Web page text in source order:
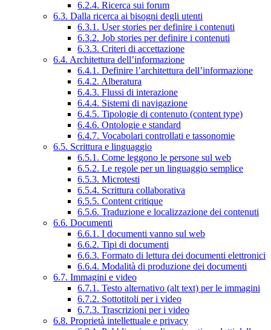
6.2.4. Ricerca sui forum
6.3. Dalla ricerca ai bisogni degli utenti
6.3.1. User stories per definire i contenuti
6.3.2. Job stories per definire i contenuti
6.3.3. Criteri di accettazione
6.4. Architettura dell’informazione
6.4.1. Definire l’architettura dell’informazione
6.4.2. Alberatura
6.4.3. Flussi di interazione
6.4.4. Sistemi di navigazione
6.4.5. Tipologie di contenuto (content type)
6.4.6. Ontologie e standard
6.4.7. Vocabolari controllati e tassonomie
6.5. Scrittura e linguaggio
6.5.1. Come leggono le persone sul web
6.5.2. Le regole per un linguaggio semplice
6.5.3. Microtesti
6.5.4. Scrittura collaborativa
6.5.5. Content critique
6.5.6. Traduzione e localizzazione dei contenuti
6.6. Documenti
6.6.1. I documenti vanno sul web
6.6.2. Tipi di documenti
6.6.3. Formato di lettura dei documenti elettronici
6.6.4. Modalità di produzione dei documenti
6.7. Immagini e video
6.7.1. Testo alternativo (alt text) per le immagini
6.7.2. Sottotitoli per i video
6.7.3. Trascrizioni per i video
6.8. Proprietà intellettuale e privacy